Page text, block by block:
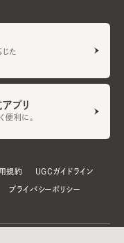
じた
プリ
便利に。
規約 UGCガイドライン
プライバシーポリシー